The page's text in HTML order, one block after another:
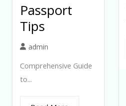
Passport
Tips
admin
Comprehensive Guide
to...